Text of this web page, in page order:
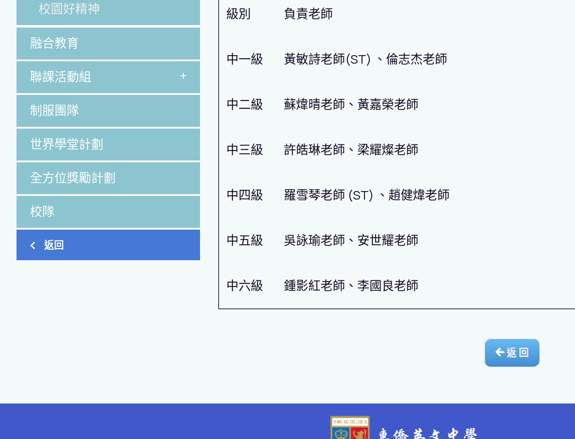
校園好精神
融合教育
聯課活動組 +
制服團隊
世界學堂計劃
全方位獎勵計劃
校隊
返回
級別 負責老師
中一級 黃敏詩老師(ST) 、倫志杰老師
中二級 蘇煒晴老師、黃嘉榮老師
中三級 許皓琳老師、梁耀燦老師
中四級 羅雪琴老師 (ST) 、趙健煒老師
中五級 吳詠瑜老師、安世耀老師
中六級 鍾影紅老師、李國良老師
返 回